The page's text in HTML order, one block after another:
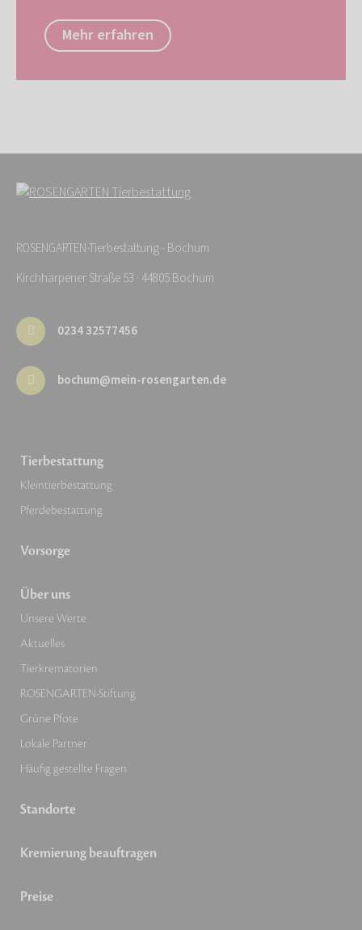
Mehr erfahren
ROSENGARTEN-Tierbestattung - Bochum
Kirchharpener Straße 53 · 44805 Bochum
0234 32577456
bochum@mein-rosengarten.de
Tierbestattung
Kleintierbestattung
Pferdebestattung
Vorsorge
Über uns
Unsere Werte
Aktuelles
Tierkrematorien
ROSENGARTEN-Stiftung
Grüne Pfote
Lokale Partner
Häufig gestellte Fragen
Standorte
Kremierung beauftragen
Preise